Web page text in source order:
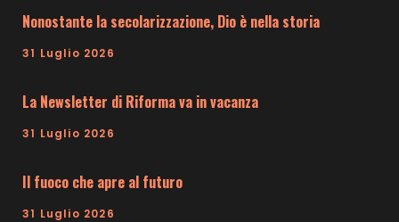
Nonostante la secolarizzazione, Dio è nella storia
31 Luglio 2026
La Newsletter di Riforma va in vacanza
31 Luglio 2026
Il fuoco che apre al futuro
31 Luglio 2026